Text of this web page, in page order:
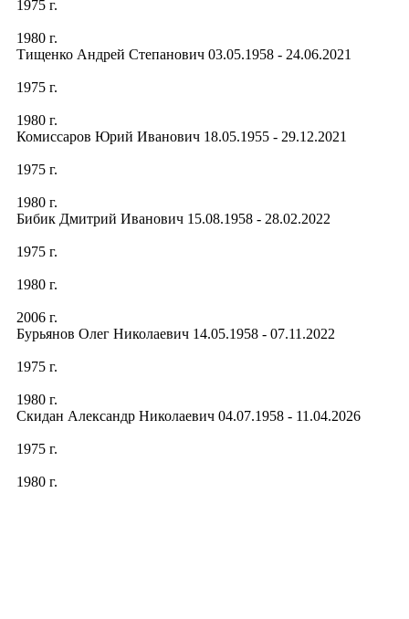
1975 г.
1980 г.
Тищенко Андрей Степанович 03.05.1958 - 24.06.2021
1975 г.
1980 г.
Комиссаров Юрий Иванович 18.05.1955 - 29.12.2021
1975 г.
1980 г.
Бибик Дмитрий Иванович 15.08.1958 - 28.02.2022
1975 г.
1980 г.
2006 г.
Бурьянов Олег Николаевич 14.05.1958 - 07.11.2022
1975 г.
1980 г.
Скидан Александр Николаевич 04.07.1958 - 11.04.2026
1975 г.
1980 г.